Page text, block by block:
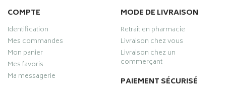
COMPTE
Identification
Mes commandes
Mon panier
Mes favoris
Ma messagerie
MODE DE LIVRAISON
Retrait en pharmacie
Livraison chez vous
Livraison chez un
commerçant
PAIEMENT SÉCURISÉ